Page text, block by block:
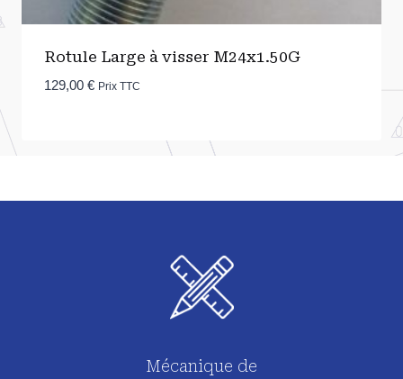
Rotule Large à visser M24x1.50G
129,00 € Prix TTC
Mécanique de